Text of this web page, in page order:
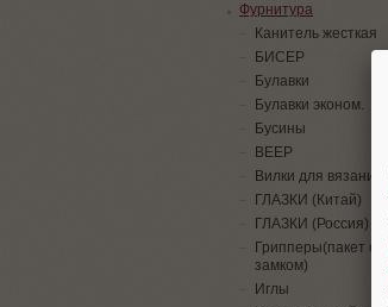
Фурнитура
Канитель жесткая
БИСЕР
Булавки
Булавки эконом.
Бусины
ВЕЕР
Вилки для вязания
ГЛАЗКИ (Китай)
ГЛАЗКИ (Россия)
Грипперы(пакет с
замком)
Иглы